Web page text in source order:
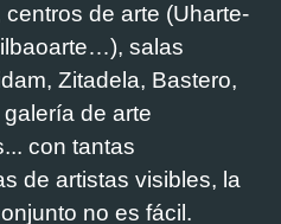
de arte (Uharte-
salas
Zitadela, Bastero,
de arte
con tantas
de artistas visibles, la
no es fácil.